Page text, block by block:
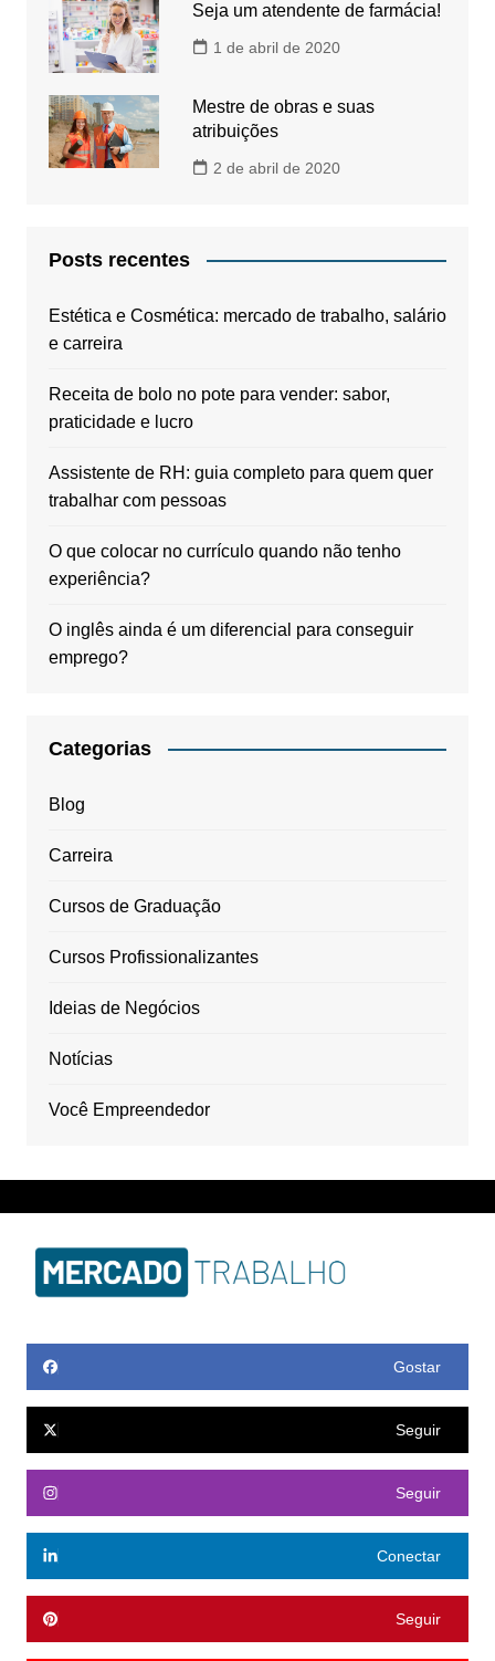
Seja um atendente de farmácia!
1 de abril de 2020
Mestre de obras e suas
atribuições
2 de abril de 2020
Posts recentes
Estética e Cosmética: mercado de trabalho, salário
e carreira
Receita de bolo no pote para vender: sabor,
praticidade e lucro
Assistente de RH: guia completo para quem quer
trabalhar com pessoas
O que colocar no currículo quando não tenho
experiência?
O inglês ainda é um diferencial para conseguir
emprego?
Categorias
Blog
Carreira
Cursos de Graduação
Cursos Profissionalizantes
Ideias de Negócios
Notícias
Você Empreendedor
Gostar
Seguir
Seguir
Conectar
Seguir